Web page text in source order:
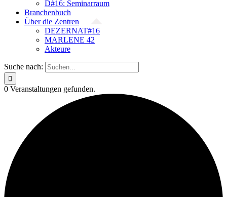
D#16: Seminarraum
Branchenbuch
Über die Zentren
DEZERNAT#16
MARLENE 42
Akteure
Suche nach:
0 Veranstaltungen gefunden.